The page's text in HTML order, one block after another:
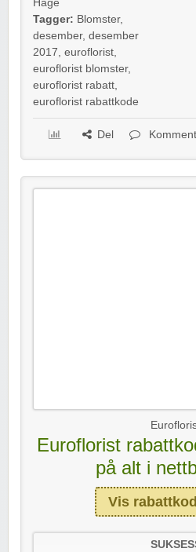
Hage
Tagger: Blomster,
desember, desember
2017, euroflorist,
euroflorist blomster,
euroflorist rabatt,
euroflorist rabattkode
Del
Euroflorist
på alt i
Vis